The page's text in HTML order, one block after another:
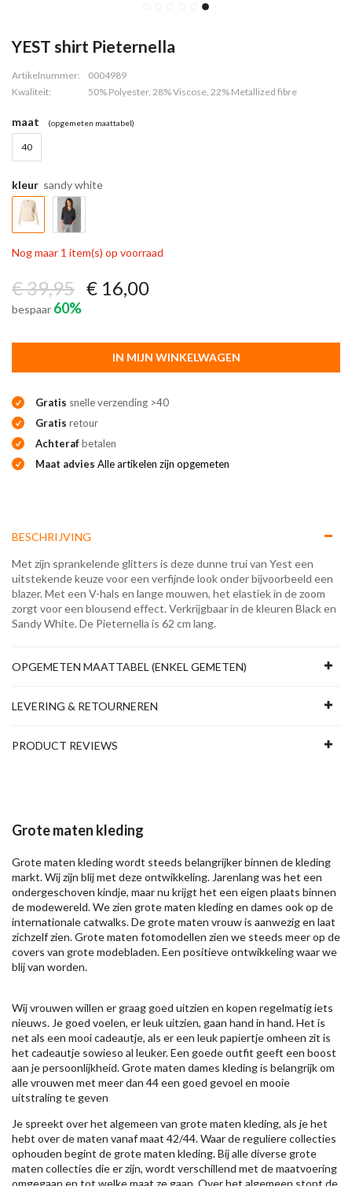
YEST shirt Pieternella
Artikelnummer:
0004989
Kwaliteit:
50% Polyester, 28% Viscose, 22% Metallized fibre
maat (opgemeten maattabel)
40
kleur sandy white
Nog maar 1 item(s) op voorraad
€ 39,95 € 16,00
bespaar 60%
IN MIJN WINKELWAGEN
Gratis snelle verzending >40
Gratis retour
Achterafbetalen
Maat advies Alle artikelen zijn opgemeten
BESCHRIJVING
Met zijn sprankelende glitters is deze dunne trui van Yest een
uitstekende keuze voor een verfijnde look onder bijvoorbeeld een
blazer. Met een V-hals en lange mouwen, het elastiek in de zoom
zorgt voor een blousend effect. Verkrijgbaar in de kleuren Black en
Sandy White. De Pieternella is 62 cm lang.
OPGEMETEN MAATTABEL (ENKEL GEMETEN)
LEVERING & RETOURNEREN
PRODUCT REVIEWS
Grote maten kleding
Grote maten kleding wordt steeds belangrijker binnen de kleding
markt. Wij zijn blij met deze ontwikkeling. Jarenlang was het een
ondergeschoven kindje, maar nu krijgt het een eigen plaats binnen
de modewereld. We zien grote maten kleding en dames ook op de
internationale catwalks. De grote maten vrouw is aanwezig en laat
zichzelf zien. Grote maten fotomodellen zien we steeds meer op de
covers van grote modebladen. Een positieve ontwikkeling waar we
blij van worden.
Wij vrouwen willen er graag goed uitzien en kopen regelmatig iets
nieuws. Je goed voelen, er leuk uitzien, gaan hand in hand. Het is
net als een mooi cadeautje, als er een leuk papiertje omheen zit is
het cadeautje sowieso al leuker. Een goede outfit geeft een boost
aan je persoonlijkheid. Grote maten dames kleding is belangrijk om
alle vrouwen met meer dan 44 een goed gevoel en mooie
uitstraling te geven
Je spreekt over het algemeen van grote maten kleding, als je het
hebt over de maten vanaf maat 42/44. Waar de reguliere collecties
ophouden begint de grote maten kleding. Bij alle diverse grote
maten collecties die er zijn, wordt verschillend met de maatvoering
omgegaan en tot welke maat ze gaan. Over het algemeen stopt de